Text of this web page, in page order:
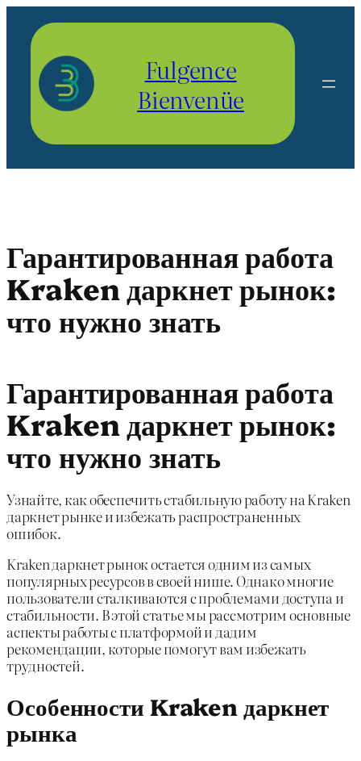
contenu
Fulgence
Bienvenüe
Гарантированная работа
Kraken даркнет рынок:
что нужно знать
Гарантированная работа
Kraken даркнет рынок:
что нужно знать
Узнайте, как обеспечить стабильную работу на Kraken
даркнет рынке и избежать распространенных
ошибок.
Kraken даркнет рынок остается одним из самых
популярных ресурсов в своей нише. Однако многие
пользователи сталкиваются с проблемами доступа и
стабильности. В этой статье мы рассмотрим основные
аспекты работы с платформой и дадим
рекомендации, которые помогут вам избежать
трудностей.
Особенности Kraken даркнет
рынка